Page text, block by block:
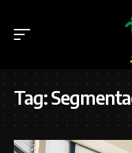
Tag: